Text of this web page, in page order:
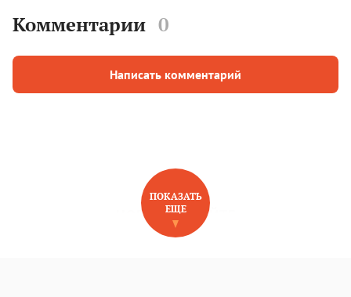
Комментарии 0
Написать комментарий
НОВОЕ НА САЙТЕ
ПОКАЗАТЬ
ЕЩЕ